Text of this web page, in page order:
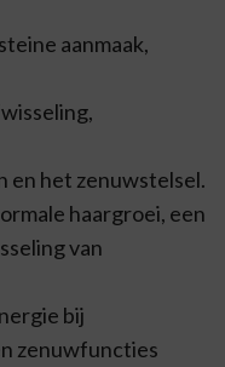
aanmaak,
en het zenuwstelsel.
haargroei, een
van
bij
zenuwfuncties